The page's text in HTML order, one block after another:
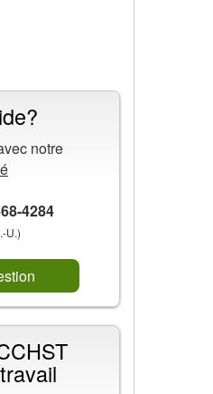
notre
4284
U.)